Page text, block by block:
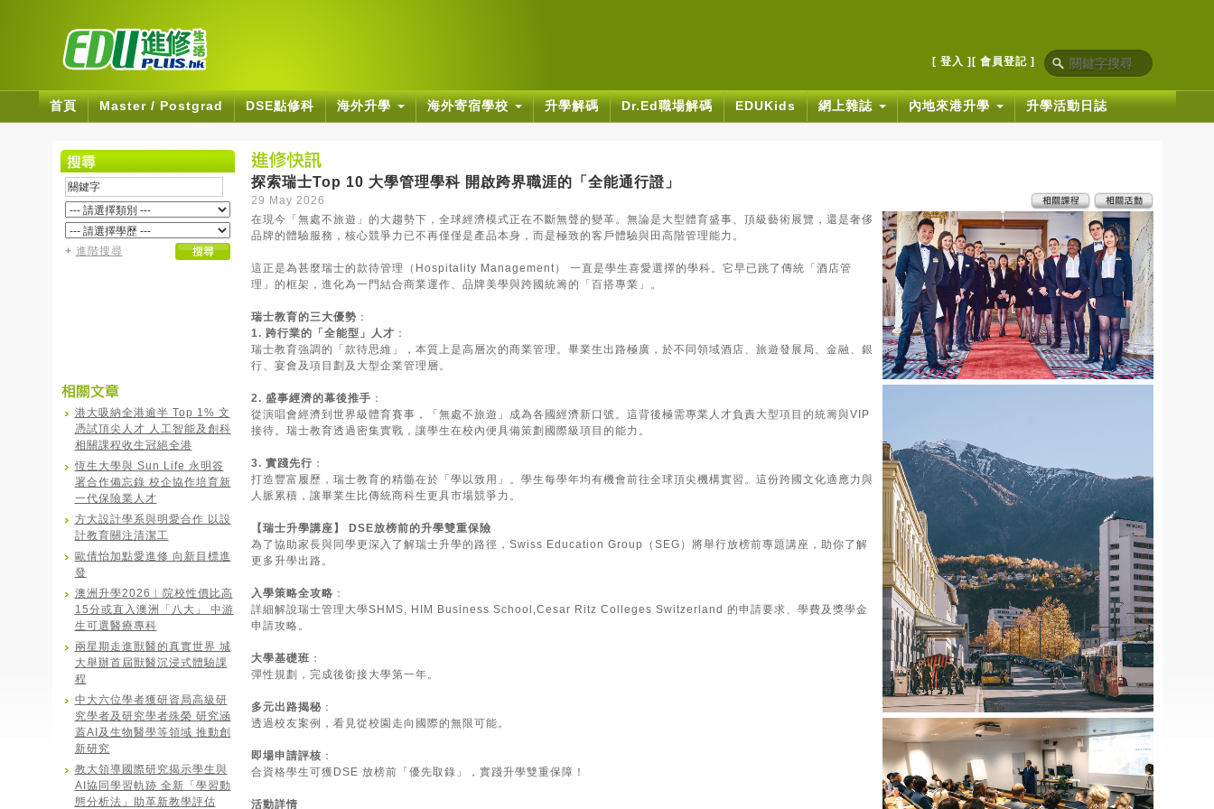
[ 登入 ] [ 會員登記 ]
首頁 Master / Postgrad DSE點修科 海外升學 海外寄宿學校 升學解碼 Dr.Ed職場解碼 EDUKids 網上雜誌 內地來港升學 升學活動日誌
+ 進階搜尋
港大吸納全港逾半 Top 1% 文
憑試頂尖人才 人工智能及創科
相關課程收生冠絕全港
恆生大學與 Sun Life 永明簽
署合作備忘錄 校企協作培育新
一代保險業人才
方大設計學系與明愛合作 以設
計教育關注清潔工
歐倩怡加點愛進修 向新目標進
發
澳洲升學2026︱院校性價比高
15分或直入澳洲「八大」 中游
生可選醫療專科
兩星期走進獸醫的真實世界 城
大舉辦首屆獸醫沉浸式體驗課
程
中大六位學者獲研資局高級研
究學者及研究學者殊榮 研究涵
蓋AI及生物醫學等領域 推動創
新研究
教大領導國際研究揭示學生與
AI協同學習軌跡 全新「學習動
態分析法」助革新教學評估
探索瑞士Top 10 大學管理學科 開啟跨界職涯的「全能通行證」
29 May 2026
在現今「無處不旅遊」的大趨勢下，全球經濟模式正在不斷無聲的變革。無論是大型體育盛事、頂級藝術展覽，還是奢侈
品牌的體驗服務，核心競爭力已不再僅僅是產品本身，而是極致的客戶體驗與田高階管理能力。
這正是為甚麼瑞士的款待管理（Hospitality Management） 一直是學生喜愛選擇的學科。它早已跳了傳統「酒店管
理」的框架，進化為一門結合商業運作、品牌美學與跨國統籌的「百搭專業」。
瑞士教育的三大優勢 ：
1. 跨行業的「全能型」人才 ：
瑞士教育強調的「款待思維」，本質上是高層次的商業管理。畢業生出路極廣，於不同領域酒店、旅遊發展局、金融、銀
行、宴會及項目劃及大型企業管理層。
2. 盛事經濟的幕後推手 ：
從演唱會經濟到世界級體育賽事，「無處不旅遊」成為各國經濟新口號。這背後極需專業人才負責大型項目的統籌與VIP
接待。瑞士教育透過密集實戰，讓學生在校內便具備策劃國際級項目的能力。
3. 實踐先行 ：
打造豐富履歷，瑞士教育的精髓在於「學以致用」。學生每學年均有機會前往全球頂尖機構實習。這份跨國文化適應力與
人脈累積，讓畢業生比傳統商科生更具市場競爭力。
【瑞士升學講座】 DSE放榜前的升學雙重保險
為了協助家長與同學更深入了解瑞士升學的路徑，Swiss Education Group（SEG）將舉行放榜前專題講座，助你了解
更多升學出路。
入學策略全攻略 ：
詳細解說瑞士管理大學SHMS, HIM Business School,Cesar Ritz Colleges Switzerland 的申請要求、學費及獎學金
申請攻略。
大學基礎班 ：
彈性規劃，完成後銜接大學第一年。
多元出路揭秘：
透過校友案例，看見從校園走向國際的無限可能。
即場申請評核 ：
合資格學生可獲DSE 放榜前「優先取錄」，實踐升學雙重保障！
活動詳情